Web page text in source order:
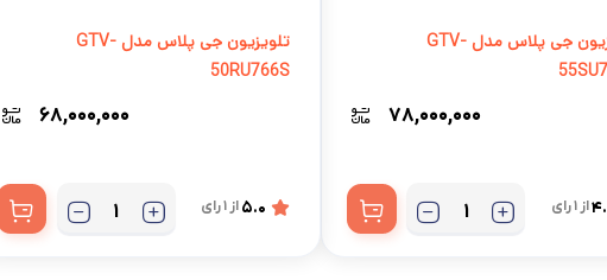
تلویزیون جی پلاس مدل GTV-
۷۸,۰۰۰,۰۰۰
از 1 رای
تلویزیون جی پلاس مدل GTV-
50RU766S
۶۸,۰۰۰,۰۰۰
5.0از 1 رای